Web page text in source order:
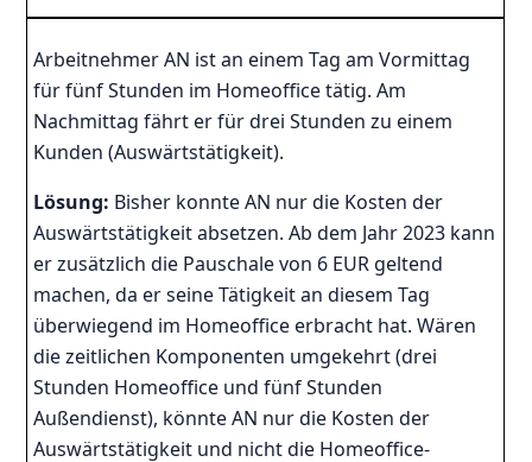
Arbeitnehmer AN ist an einem Tag am Vormittag
für fünf Stunden im Homeoffice tätig. Am
Nachmittag fährt er für drei Stunden zu einem
Kunden (Auswärtstätigkeit).
Lösung: Bisher konnte AN nur die Kosten der
Auswärtstätigkeit absetzen. Ab dem Jahr 2023 kann
er zusätzlich die Pauschale von 6 EUR geltend
machen, da er seine Tätigkeit an diesem Tag
überwiegend im Homeoffice erbracht hat. Wären
die zeitlichen Komponenten umgekehrt (drei
Stunden Homeoffice und fünf Stunden
Außendienst), könnte AN nur die Kosten der
Auswärtstätigkeit und nicht die Homeoffice-